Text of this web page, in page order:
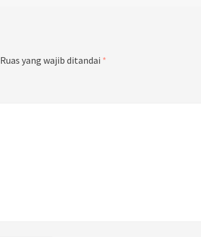
Ruas yang wajib ditandai *